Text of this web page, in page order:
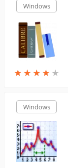
Windows
★ ★ ★ ★ ★
★ ★ ★ ★ ★
Windows